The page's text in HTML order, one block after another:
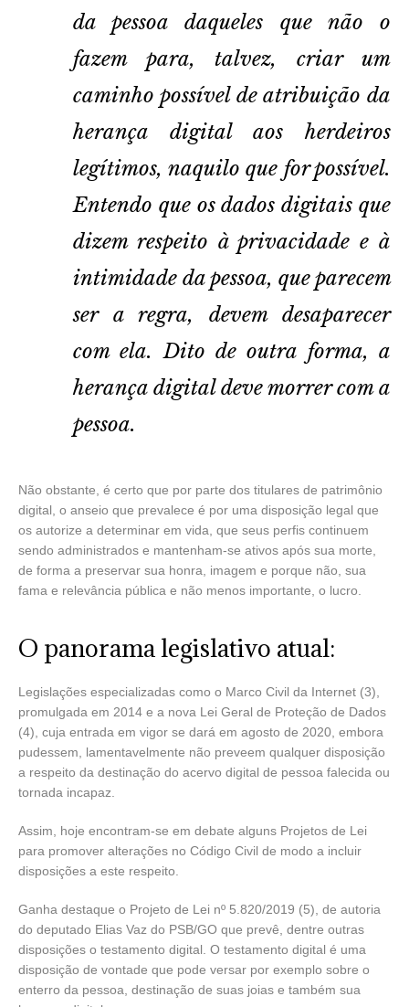
da pessoa daqueles que não o
fazem para, talvez, criar um
caminho possível de atribuição da
herança digital aos herdeiros
legítimos, naquilo que for possível.
Entendo que os dados digitais que
dizem respeito à privacidade e à
intimidade da pessoa, que parecem
ser a regra, devem desaparecer
com ela. Dito de outra forma, a
herança digital deve morrer com a
pessoa.
Não obstante, é certo que por parte dos titulares de patrimônio
digital, o anseio que prevalece é por uma disposição legal que
os autorize a determinar em vida, que seus perfis continuem
sendo administrados e mantenham-se ativos após sua morte,
de forma a preservar sua honra, imagem e porque não, sua
fama e relevância pública e não menos importante, o lucro.
O panorama legislativo atual:
Legislações especializadas como o Marco Civil da Internet (3),
promulgada em 2014 e a nova Lei Geral de Proteção de Dados
(4), cuja entrada em vigor se dará em agosto de 2020, embora
pudessem, lamentavelmente não preveem qualquer disposição
a respeito da destinação do acervo digital de pessoa falecida ou
tornada incapaz.
Assim, hoje encontram-se em debate alguns Projetos de Lei
para promover alterações no Código Civil de modo a incluir
disposições a este respeito.
Ganha destaque o Projeto de Lei nº 5.820/2019 (5), de autoria
do deputado Elias Vaz do PSB/GO que prevê, dentre outras
disposições o testamento digital. O testamento digital é uma
disposição de vontade que pode versar por exemplo sobre o
enterro da pessoa, destinação de suas joias e também sua